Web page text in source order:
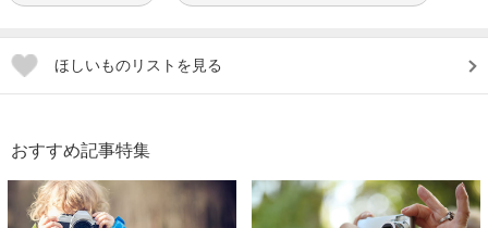
ほしいものリストを見る
おすすめ記事特集